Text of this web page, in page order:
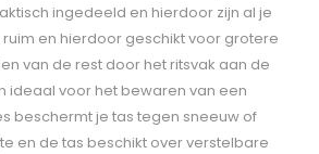
ingedeeld en hierdoor zijn al je
en hierdoor geschikt voor grotere
van de rest door het ritsvak aan de
ideaal voor het bewaren van een
beschermt je tas tegen sneeuw of
en de tas beschikt over verstelbare